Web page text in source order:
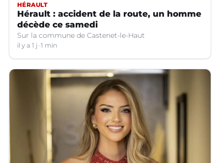
HÉRAULT
Hérault : accident de la route, un homme
décède ce samedi
Sur la commune de Castenet-le-Haut
il y a 1 j 1 min